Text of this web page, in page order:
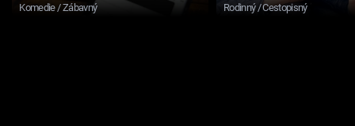
Komedie / Zábavný Rodinný / Cestopisný